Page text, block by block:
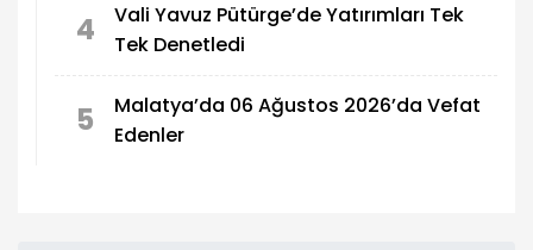
4
Vali Yavuz Pütürge’de Yatırımları Tek
Tek Denetledi
5
Malatya’da 06 Ağustos 2026’da Vefat
Edenler